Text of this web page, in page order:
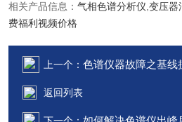
相关产品信息： 气相色谱分析仪 变压器
费福利视频价格
上一个： 色谱仪器故障之基线
返回列表